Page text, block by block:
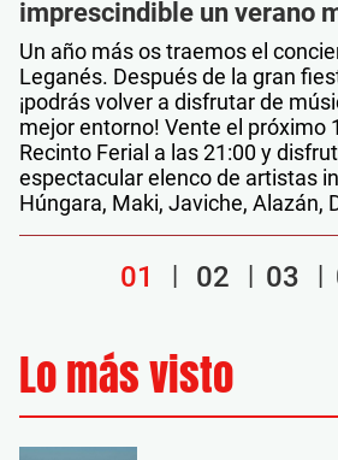
imprescindible un verano
Un año más os traemos el
Leganés. Después de la gran
¡podrás volver a disfrutar de
mejor entorno! Vente el próximo
Recinto Ferial a las 21:00 y
espectacular elenco de artistas
Húngara, Maki, Javiche, Alazán,
01 02 03
Lo más visto